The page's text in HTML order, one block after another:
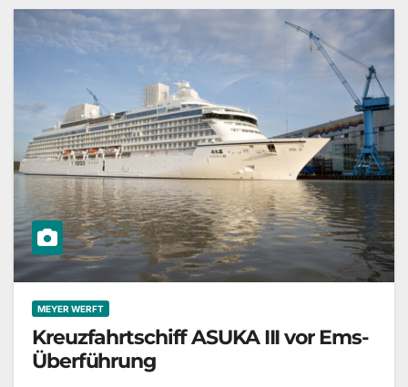
MEYER WERFT
Kreuzfahrtschiff ASUKA III vor Ems-
Überführung